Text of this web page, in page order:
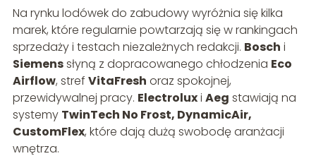
Na rynku lodówek do zabudowy wyróżnia się kilka
marek, które regularnie powtarzają się w rankingach
sprzedaży i testach niezależnych redakcji. Bosch i
Siemenssłyną z dopracowanego chłodzenia Eco
Airflow, stref VitaFresh oraz spokojnej,
przewidywalnej pracy. Electroluxi Aeg stawiają na
systemy TwinTech No Frost, DynamicAir,
CustomFlex, które dają dużą swobodę aranżacji
wnętrza.